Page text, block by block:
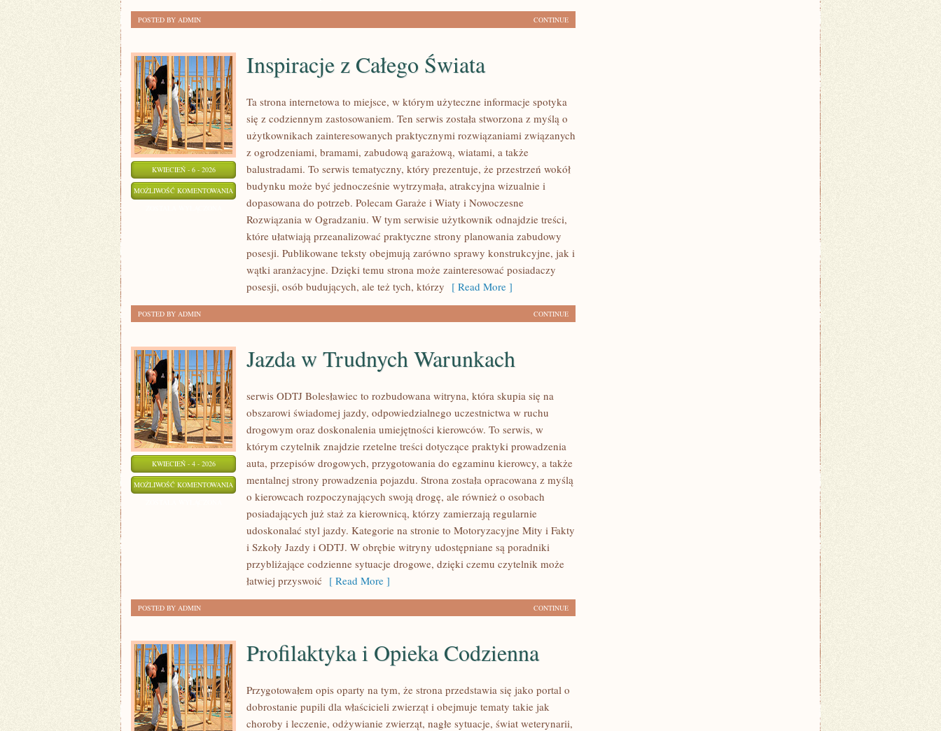
CONTINUE
POSTED BY ADMIN
KWIECIEŃ - 6 - 2026
MOŻLIWOŚĆ KOMENTOWANIA INSPIRACJE
CAŁEGO
ŚWIATA
Inspiracje z Całego Świata
Ta strona internetowa to miejsce, w którym użyteczne informacje spotyka
się z codziennym zastosowaniem. Ten serwis została stworzona z myślą o
użytkownikach zainteresowanych praktycznymi rozwiązaniami związanych
z ogrodzeniami, bramami, zabudową garażową, wiatami, a także
balustradami. To serwis tematyczny, który prezentuje, że przestrzeń wokół
budynku może być jednocześnie wytrzymała, atrakcyjna wizualnie i
dopasowana do potrzeb. Polecam Garaże i Wiaty i Nowoczesne
Rozwiązania w Ogradzaniu. W tym serwisie użytkownik odnajdzie treści,
które ułatwiają przeanalizować praktyczne strony planowania zabudowy
posesji. Publikowane teksty obejmują zarówno sprawy konstrukcyjne, jak i
wątki aranżacyjne. Dzięki temu strona może zainteresować posiadaczy
posesji, osób budujących, ale też tych, którzy [ Read More ]
CONTINUE
POSTED BY ADMIN
KWIECIEŃ - 4 - 2026
MOŻLIWOŚĆ KOMENTOWANIA JAZDA
TRUDNYCH
WARUNKACH
Jazda w Trudnych Warunkach
serwis ODTJ Bolesławiec to rozbudowana witryna, która skupia się na
obszarowi świadomej jazdy, odpowiedzialnego uczestnictwa w ruchu
drogowym oraz doskonalenia umiejętności kierowców. To serwis, w
którym czytelnik znajdzie rzetelne treści dotyczące praktyki prowadzenia
auta, przepisów drogowych, przygotowania do egzaminu kierowcy, a także
mentalnej strony prowadzenia pojazdu. Strona została opracowana z myślą
o kierowcach rozpoczynających swoją drogę, ale również o osobach
posiadających już staż za kierownicą, którzy zamierzają regularnie
udoskonalać styl jazdy. Kategorie na stronie to Motoryzacyjne Mity i Fakty
i Szkoły Jazdy i ODTJ. W obrębie witryny udostępniane są poradniki
przybliżające codzienne sytuacje drogowe, dzięki czemu czytelnik może
łatwiej przyswoić [ Read More ]
CONTINUE
POSTED BY ADMIN
Profilaktyka i Opieka Codzienna
Przygotowałem opis oparty na tym, że strona przedstawia się jako portal o
dobrostanie pupili dla właścicieli zwierząt i obejmuje tematy takie jak
choroby i leczenie, odżywianie zwierząt, nagłe sytuacje, świat weterynarii,